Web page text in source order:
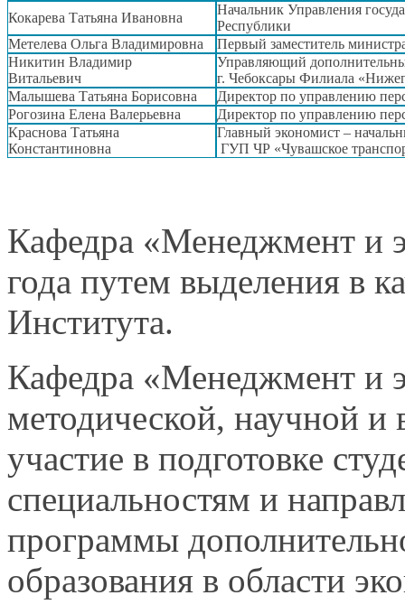
Кокарева Татьяна Ивановна
Начальник Управления
Республики
Метелева Ольга Владимировна
Первый заместитель
Никитин Владимир
Витальевич
Управляющий
г. Чебоксары Филиала
Малышева Татьяна Борисовна
Директор по управлению
Рогозина Елена Валерьевна
Директор по управлению
Краснова Татьяна
Константиновна
Главный экономист –
ГУП ЧР «Чувашское
Кафедра «Менеджмент и
года путем выделения в
Института.
Кафедра «Менеджмент и
методической, научной и
участие в подготовке
специальностям и
программы
образования в области